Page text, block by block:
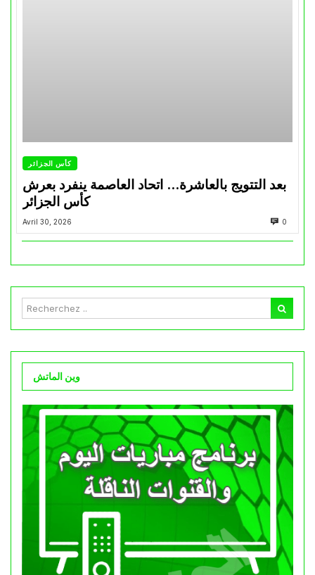
كأس الجزائر
بعد التتويج بالعاشرة… اتحاد العاصمة ينفرد بعرش
كأس الجزائر
Avril 30, 2026 0
وين الماتش